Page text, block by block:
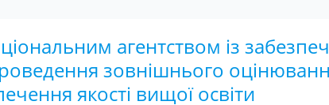
агентством із
зовнішнього
якості вищої освіти